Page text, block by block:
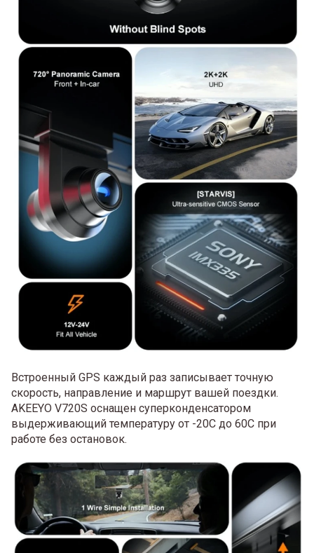
Встроенный GPS каждый раз записывает точную
скорость, направление и маршрут вашей поездки.
AKEEYO V720S оснащен суперконденсатором
выдерживающий температуру от -20С до 60С при
работе без остановок.